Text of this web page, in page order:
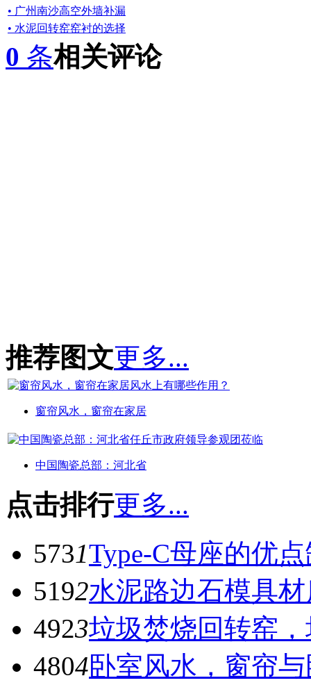
• 广州南沙高空外墙补漏
• 水泥回转窑窑衬的选择
0 条相关评论
推荐图文更多...
窗帘风水，窗帘在家居
中国陶瓷总部：河北省
点击排行更多...
5731Type-C母座的优
5192水泥路边石模具
4923垃圾焚烧回转窑
4804卧室风水，窗帘